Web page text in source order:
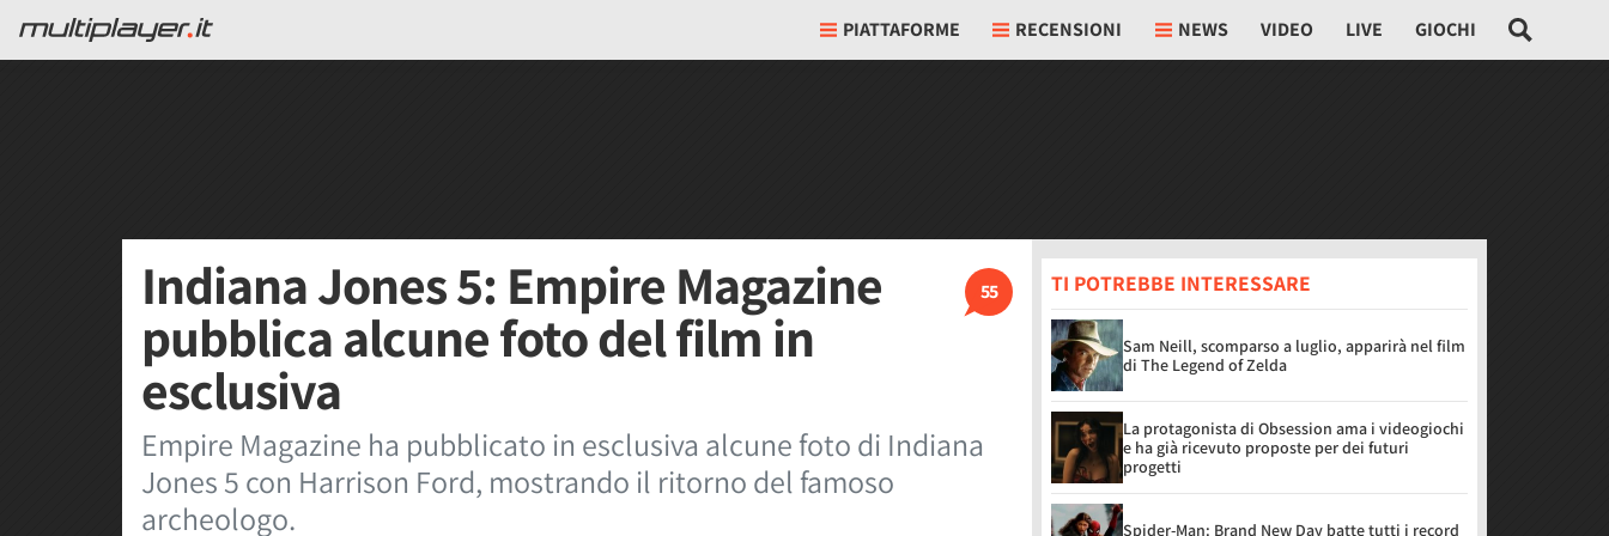
PIATTAFORME RECENSIONI NEWS VIDEO LIVE GIOCHI
55
Indiana Jones 5: Empire Magazine
pubblica alcune foto del film in
esclusiva
Empire Magazine ha pubblicato in esclusiva alcune foto di Indiana
Jones 5 con Harrison Ford, mostrando il ritorno del famoso
archeologo.
TI POTREBBE INTERESSARE
Sam Neill, scomparso a luglio, apparirà nel film
di The Legend of Zelda
La protagonista di Obsession ama i videogiochi
e ha già ricevuto proposte per dei futuri
progetti
Spider-Man: Brand New Day batte tutti i record